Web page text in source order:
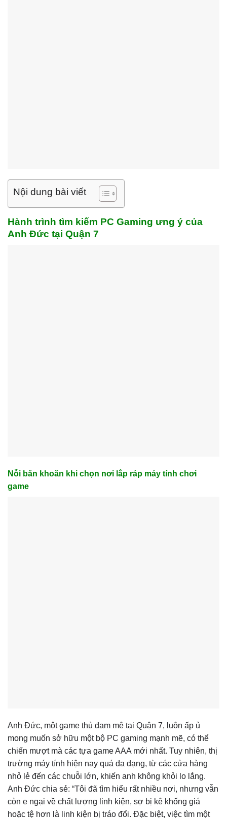
Nội dung bài viết
Hành trình tìm kiếm PC Gaming ưng ý của
Anh Đức tại Quận 7
Nỗi băn khoăn khi chọn nơi lắp ráp máy tính chơi
game
Anh Đức, một game thủ đam mê tại Quận 7, luôn ấp ủ
mong muốn sở hữu một bộ PC gaming mạnh mẽ, có thể
chiến mượt mà các tựa game AAA mới nhất. Tuy nhiên, thị
trường máy tính hiện nay quá đa dạng, từ các cửa hàng
nhỏ lẻ đến các chuỗi lớn, khiến anh không khỏi lo lắng.
Anh Đức chia sẻ: “Tôi đã tìm hiểu rất nhiều nơi, nhưng vẫn
còn e ngại về chất lượng linh kiện, sợ bị kê khống giá
hoặc tệ hơn là linh kiện bị tráo đổi. Đặc biệt, việc tìm một